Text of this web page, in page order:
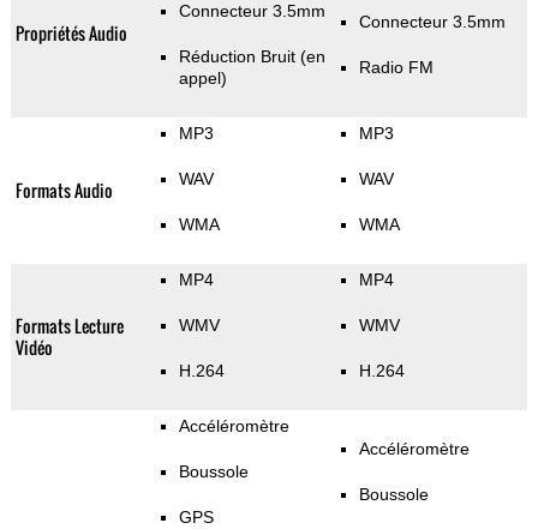
Propriétés Audio
Connecteur 3.5mm
Réduction Bruit (en
appel)
Connecteur 3.5mm
Radio FM
Formats Audio
MP3
WAV
WMA
MP3
WAV
WMA
Formats Lecture
Vidéo
MP4
WMV
H.264
MP4
WMV
H.264
Accéléromètre
Boussole
GPS
Accéléromètre
Boussole